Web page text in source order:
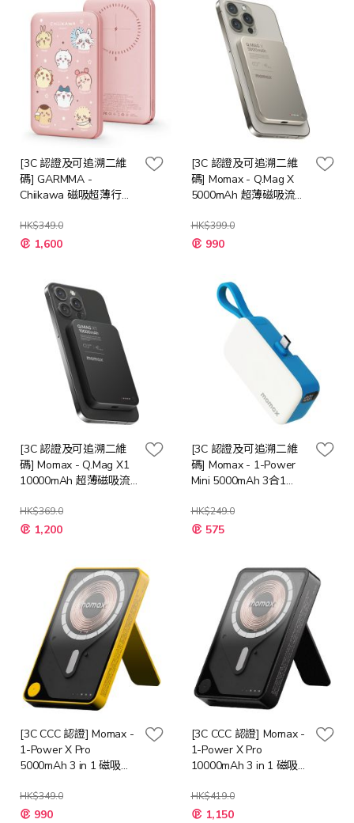
[3C 認證及可追溯二維
碼] GARMMA -
Chiikawa 磁吸超薄行動
紅色]
HK$349.0
1,600
[3C 認證及可追溯二維
碼] Momax - Q.Mag X
5000mAh 超薄磁吸流動
HK$399.0
990
[3C 認證及可追溯二維
碼] Momax - Q.Mag X1
10000mAh 超薄磁吸流
HK$369.0
1,200
[3C 認證及可追溯二維
碼] Momax - 1-Power
Mini 5000mAh 3合1
顏色]
HK$249.0
575
[3C CCC 認證] Momax -
1-Power X Pro
5000mAh 3 in 1 磁吸流
選)
HK$349.0
990
[3C CCC 認證] Momax -
1-Power X Pro
10000mAh 3 in 1 磁吸流
選)
HK$419.0
1,150